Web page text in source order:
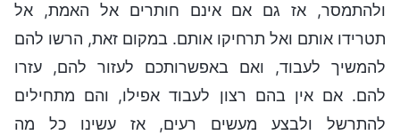
ולהתמסר, אז גם אם אינם חותרים אל האמת, אל
תטרידו אותם ואל תרחיקו אותם. במקום זאת, הרשו להם
להמשיך לעבוד, ואם באפשרותכם לעזור להם, עזרו
להם. אם אין בהם רצון לעבוד אפילו, והם מתחילים
להתרשל ולבצע מעשים רעים, אז עשינו כל מה